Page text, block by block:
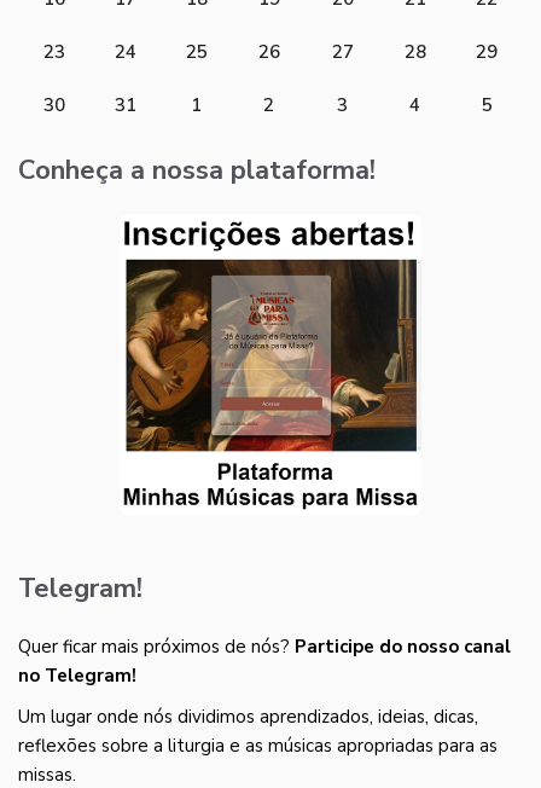
23 24 25 26 27 28 29
30 31 1 2 3 4 5
Conheça a nossa plataforma!
Telegram!
Quer ficar mais próximos de nós? Participe do nosso canal
no Telegram!
Um lugar onde nós dividimos aprendizados, ideias, dicas,
reflexões sobre a liturgia e as músicas apropriadas para as
missas.